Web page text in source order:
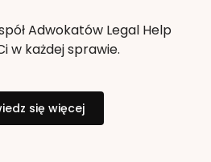
Adwokatów Legal Help
w każdej sprawie.
się więcej